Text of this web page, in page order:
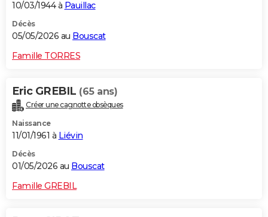
10/03/1944 à Pauillac
Décès
05/05/2026 au Bouscat
Famille TORRES
Eric GREBIL (65 ans)
Créer une cagnotte obsèques
Naissance
11/01/1961 à Liévin
Décès
01/05/2026 au Bouscat
Famille GREBIL